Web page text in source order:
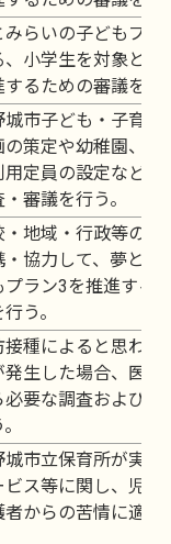
みらいの子どもプラ
、小学生を対象とし
するための審議を行
城市子ども・子育て
の策定や幼稚園、保
用定員の設定などに
審議を行う。
・地域・行政等の関
・協力して、夢とみ
プラン3を推進する
う。
接種によると思われ
発生した場合、医学
必要な調査および助
城市立保育所が実施
ビス等に関し、児童
者からの苦情に適切